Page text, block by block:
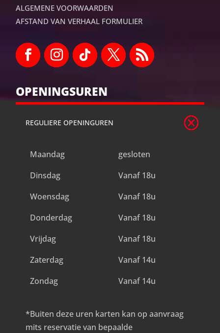
ALGEMENE VOORWAARDEN
AFSTAND VAN VERHAAL FORMULIER
OPENINGSUREN
REGULIERE OPENINGUREN
Maandag
gesloten
Dinsdag
Vanaf 18u
Woensdag
Vanaf 18u
Donderdag
Vanaf 18u
Vrijdag
Vanaf 18u
Zaterdag
Vanaf 14u
Zondag
Vanaf 14u
*Buiten deze uren karten kan op aanvraag
mits reservatie van bepaalde